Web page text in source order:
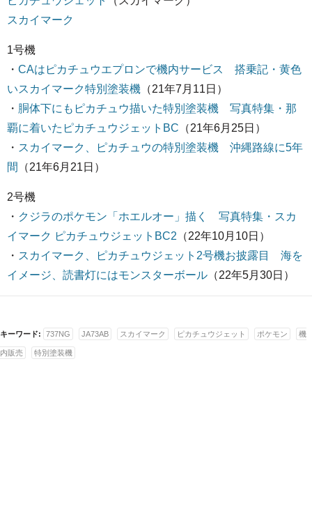
スカイマーク
1号機
・ CAはピカチュウエプロンで機内サービス 搭乗記・黄色
いスカイマーク特別塗装機 （21年7月11日）
・ 胴体下にもピカチュウ描いた特別塗装機 写真特集・那
覇に着いたピカチュウジェットBC （21年6月25日）
・ スカイマーク、ピカチュウの特別塗装機 沖縄路線に5年
間
（21年6月21日）
2号機
・ クジラのポケモン「ホエルオー」描く 写真特集・スカ
イマーク ピカチュウジェットBC2 （22年10月10日）
・ スカイマーク、ピカチュウジェット2号機お披露目 海を
イメージ、読書灯にはモンスターボール （22年5月30日）
キーワード: 737NG JA73AB スカイマーク ピカチュウジェット ポケモン 機
内販売 特別塗装機